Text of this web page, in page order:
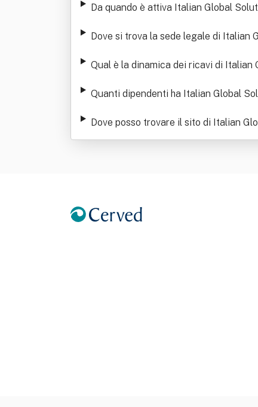
Da quando è attiva Italian Global
Dove si trova la sede legale di Italian
Qual è la dinamica dei ricavi di Italian
Quanti dipendenti ha Italian Global
Dove posso trovare il sito di Italian